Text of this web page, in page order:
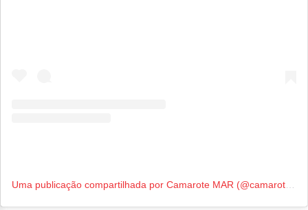
Uma publicação compartilhada por Camarote MAR (@camarotemar)